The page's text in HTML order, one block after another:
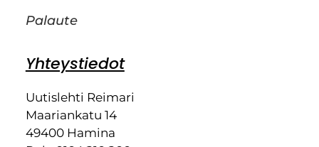
Palaute
Yhteystiedot
Uutislehti Reimari
Maariankatu 14
49400 Hamina